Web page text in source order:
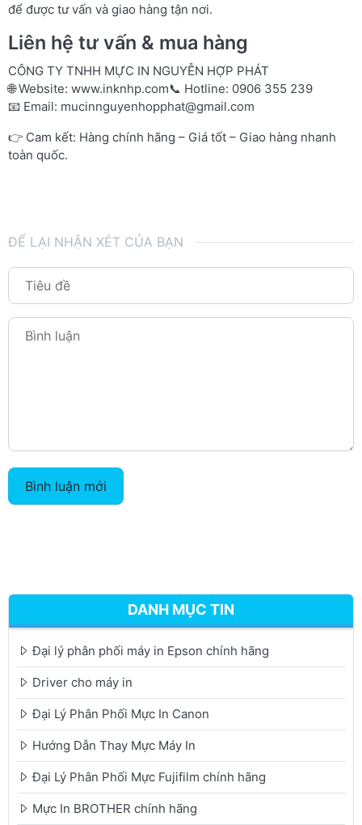
để được tư vấn và giao hàng tận nơi.
Liên hệ tư vấn & mua hàng
CÔNG TY TNHH MỰC IN NGUYỄN HỢP PHÁT
🌐 Website: www.inknhp.com📞 Hotline: 0906 355 239
📧 Email: mucinnguyenhopphat@gmail.com
👉 Cam kết: Hàng chính hãng – Giá tốt – Giao hàng nhanh
toàn quốc.
ĐỂ LẠI NHẬN XÉT CỦA BẠN
Bình luận mới
DANH MỤC TIN
Đại lý phân phối máy in Epson chính hãng
Driver cho máy in
Đại Lý Phân Phối Mực In Canon
Hướng Dẫn Thay Mực Máy In
Đại Lý Phân Phối Mực Fujifilm chính hãng
Mực In BROTHER chính hãng